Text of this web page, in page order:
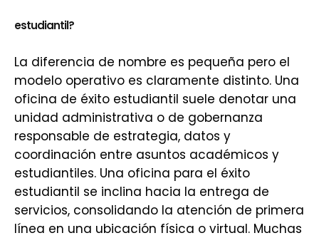
estudiantil?
La diferencia de nombre es pequeña pero el
modelo operativo es claramente distinto. Una
oficina de éxito estudiantil suele denotar una
unidad administrativa o de gobernanza
responsable de estrategia, datos y
coordinación entre asuntos académicos y
estudiantiles. Una oficina para el éxito
estudiantil se inclina hacia la entrega de
servicios, consolidando la atención de primera
línea en una ubicación física o virtual. Muchas